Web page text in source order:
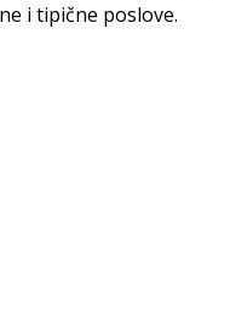
i tipične poslove.